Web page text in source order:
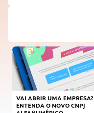
VAI ABRIR UMA EMPRESA?
ENTENDA O NOVO CNPJ